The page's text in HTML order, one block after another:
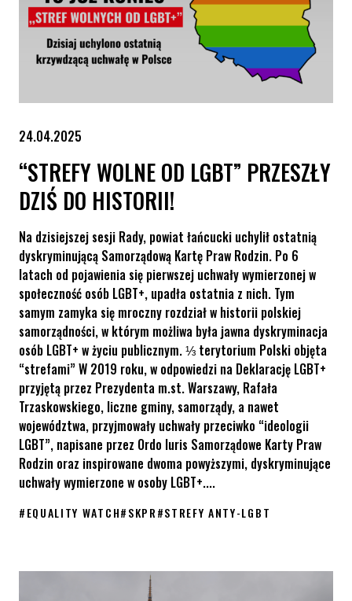
24.04.2025
“STREFY WOLNE OD LGBT” PRZESZŁY
DZIŚ DO HISTORII!
Na dzisiejszej sesji Rady, powiat łańcucki uchylił ostatnią
dyskryminującą Samorządową Kartę Praw Rodzin. Po 6
latach od pojawienia się pierwszej uchwały wymierzonej w
społeczność osób LGBT+, upadła ostatnia z nich. Tym
samym zamyka się mroczny rozdział w historii polskiej
samorządności, w którym możliwa była jawna dyskryminacja
osób LGBT+ w życiu publicznym. ⅓ terytorium Polski objęta
“strefami” W 2019 roku, w odpowiedzi na Deklarację LGBT+
przyjętą przez Prezydenta m.st. Warszawy, Rafała
Trzaskowskiego, liczne gminy, samorządy, a nawet
województwa, przyjmowały uchwały przeciwko “ideologii
LGBT”, napisane przez Ordo Iuris Samorządowe Karty Praw
Rodzin oraz inspirowane dwoma powyższymi, dyskryminujące
uchwały wymierzone w osoby LGBT+....
#EQUALITY WATCH#SKPR#STREFY ANTY-LGBT